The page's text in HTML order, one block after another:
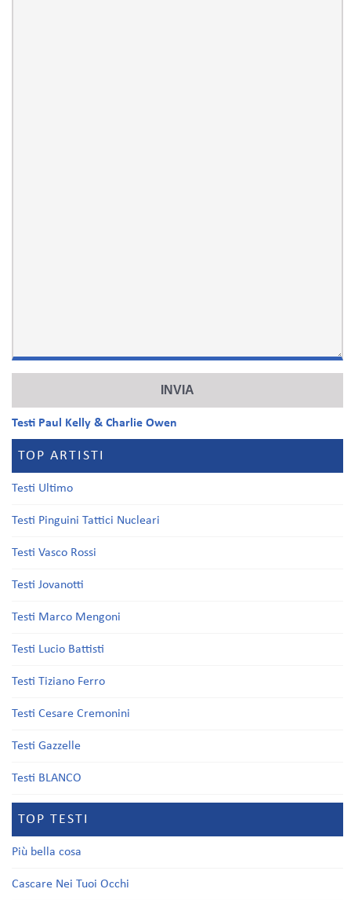
Testi Paul Kelly & Charlie Owen
TOP ARTISTI
Testi Ultimo
Testi Pinguini Tattici Nucleari
Testi Vasco Rossi
Testi Jovanotti
Testi Marco Mengoni
Testi Lucio Battisti
Testi Tiziano Ferro
Testi Cesare Cremonini
Testi Gazzelle
Testi BLANCO
TOP TESTI
Più bella cosa
Cascare Nei Tuoi Occhi